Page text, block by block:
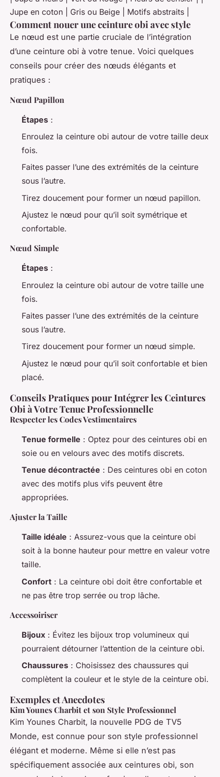
Jupe en coton | Gris ou Beige | Motifs abstraits |
Comment nouer une ceinture obi avec style
Le nœud est une partie cruciale de l’intégration
d’une ceinture obi à votre tenue. Voici quelques
conseils pour créer des nœuds élégants et
pratiques :
Nœud Papillon
Étapes :
Enroulez la ceinture obi autour de votre taille deux
fois.
Faites passer l’une des extrémités de la ceinture
sous l’autre.
Tirez doucement pour former un nœud papillon.
Ajustez le nœud pour qu’il soit symétrique et
confortable.
Nœud Simple
Étapes :
Enroulez la ceinture obi autour de votre taille une
fois.
Faites passer l’une des extrémités de la ceinture
sous l’autre.
Tirez doucement pour former un nœud simple.
Ajustez le nœud pour qu’il soit confortable et bien
placé.
Conseils Pratiques pour Intégrer les Ceintures
Obi à Votre Tenue Professionnelle
Respecter les Codes Vestimentaires
Tenue formelle : Optez pour des ceintures obi en
soie ou en velours avec des motifs discrets.
Tenue décontractée : Des ceintures obi en coton
avec des motifs plus vifs peuvent être
appropriées.
Ajuster la Taille
Taille idéale : Assurez-vous que la ceinture obi
soit à la bonne hauteur pour mettre en valeur votre
taille.
Confort : La ceinture obi doit être confortable et
ne pas être trop serrée ou trop lâche.
Accessoiriser
Bijoux : Évitez les bijoux trop volumineux qui
pourraient détourner l’attention de la ceinture obi.
Chaussures : Choisissez des chaussures qui
complètent la couleur et le style de la ceinture obi.
Exemples et Anecdotes
Kim Younes Charbit et son Style Professionnel
Kim Younes Charbit, la nouvelle PDG de TV5
Monde, est connue pour son style professionnel
élégant et moderne. Même si elle n’est pas
spécifiquement associée aux ceintures obi, son